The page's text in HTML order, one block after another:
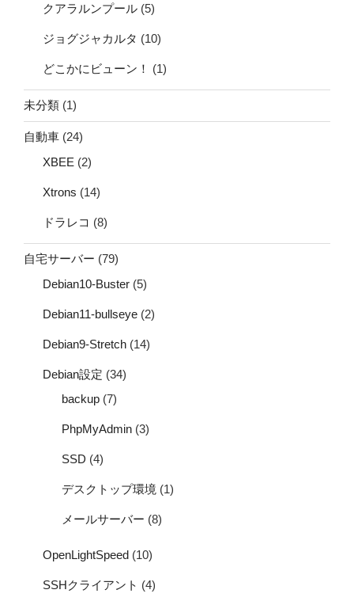
クアラルンプール (5)
ジョグジャカルタ (10)
どこかにビューン！ (1)
未分類 (1)
自動車 (24)
XBEE (2)
Xtrons (14)
ドラレコ (8)
自宅サーバー (79)
Debian10-Buster (5)
Debian11-bullseye (2)
Debian9-Stretch (14)
Debian設定 (34)
backup (7)
PhpMyAdmin (3)
SSD (4)
デスクトップ環境 (1)
メールサーバー (8)
OpenLightSpeed (10)
SSHクライアント (4)